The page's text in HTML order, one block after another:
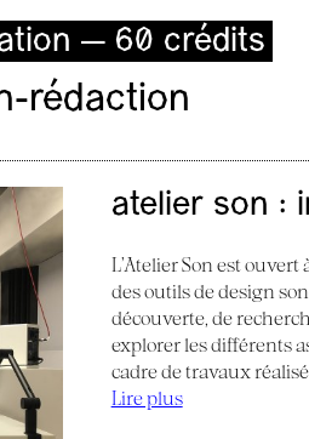
— 60 crédits
rédaction
atelier son :
L’Atelier Son est
des outils de design
découverte, de
explorer les différents
cadre de travaux
Lire plus